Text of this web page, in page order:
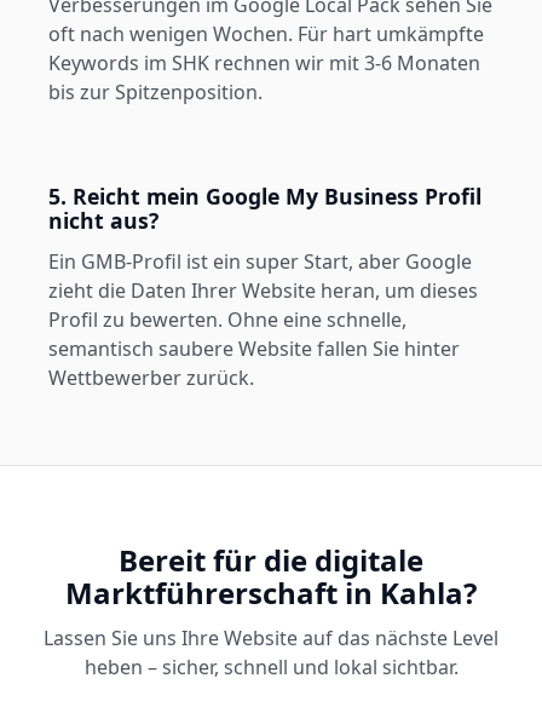
Verbesserungen im Google Local Pack sehen Sie
oft nach wenigen Wochen. Für hart umkämpfte
Keywords im SHK rechnen wir mit 3-6 Monaten
bis zur Spitzenposition.
5. Reicht mein Google My Business Profil
nicht aus?
Ein GMB-Profil ist ein super Start, aber Google
zieht die Daten Ihrer Website heran, um dieses
Profil zu bewerten. Ohne eine schnelle,
semantisch saubere Website fallen Sie hinter
Wettbewerber zurück.
Bereit für die digitale
Marktführerschaft in Kahla?
Lassen Sie uns Ihre Website auf das nächste Level
heben – sicher, schnell und lokal sichtbar.